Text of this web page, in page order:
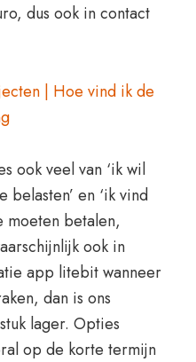
dus ook in contact
| Hoe vind ik de
ook veel van ‘ik wil
en ‘ik vind
moeten betalen,
ook in
app litebit wanneer
dan is ons
lager. Opties
op de korte termijn